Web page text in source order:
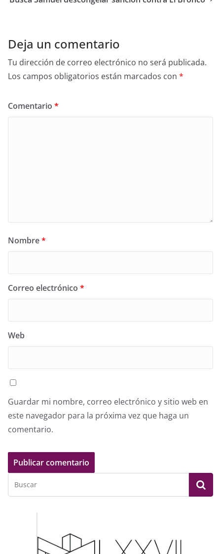
Deja un comentario
Tu dirección de correo electrónico no será publicada.
Los campos obligatorios están marcados con *
Comentario *
Nombre*
Correo electrónico *
Web
Guardar mi nombre, correo electrónico y sitio web en
este navegador para la próxima vez que haga un
comentario.